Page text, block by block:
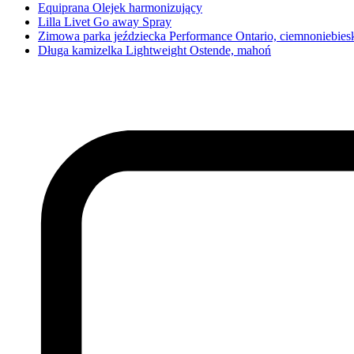
Equiprana Olejek harmonizujący
Lilla Livet Go away Spray
Zimowa parka jeździecka Performance Ontario,
Długa kamizelka Lightweight Ostende, mahoń